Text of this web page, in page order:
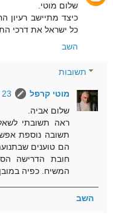
שלום מוטי.
כיצד מתיישב רעיון
כל ישראל את דרכי
השב
תשובות
מוטי קרפל
23 בספטמבר 2014 בשעה 17:40
שלום אביה.
ראה תשובתי
תשובה נוספת
הם טוענים
חובת הדרישה
המשיח. כפיה במובן
השב